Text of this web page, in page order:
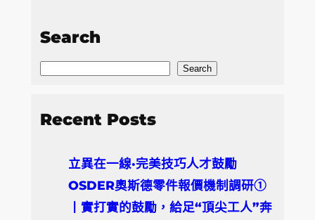
Search
S
a
Search
Recent Posts
立異在一線·完美技巧人才鼓勵
OSDER奧斯德零件報價機制調研①
丨實打實的鼓勵，給足“頂尖工人”奔